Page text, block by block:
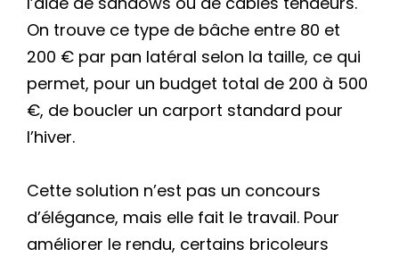
On trouve ce type de bâche entre 80 et
200 € par pan latéral selon la taille, ce qui
permet, pour un budget total de 200 à 500
€, de boucler un carport standard pour
l’hiver.
Cette solution n’est pas un concours
d’élégance, mais elle fait le travail. Pour
améliorer le rendu, certains bricoleurs